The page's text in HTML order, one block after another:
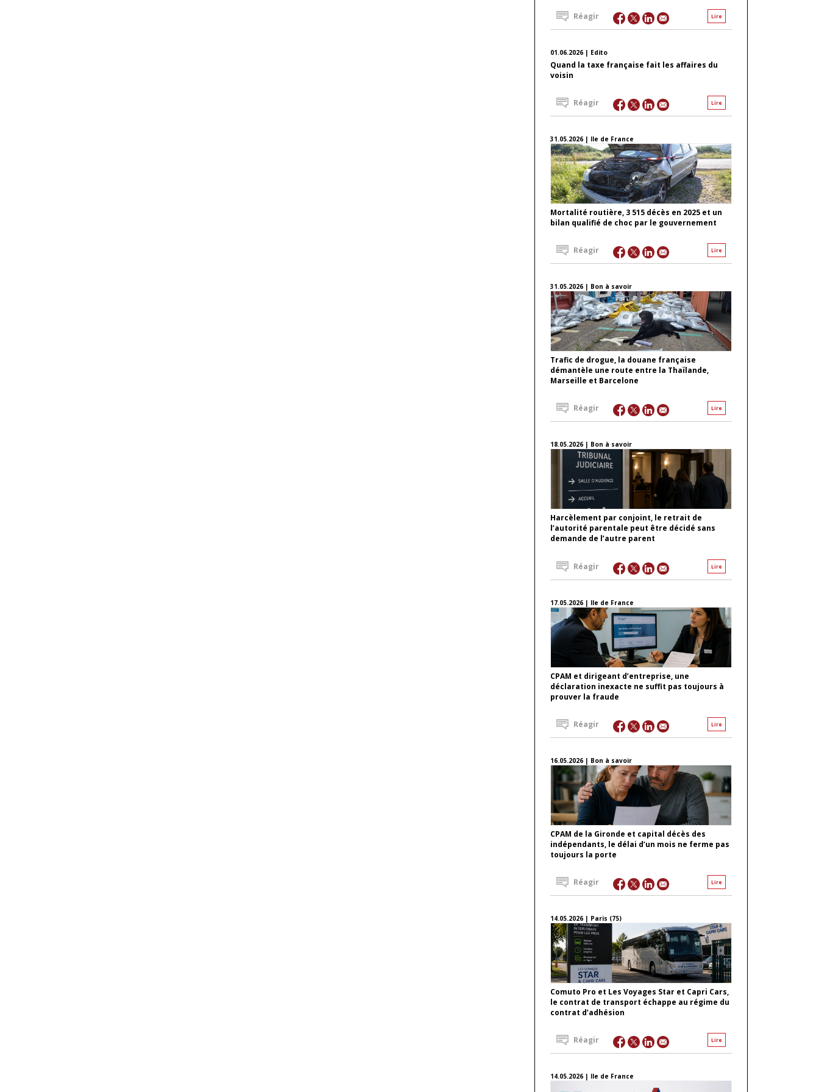
Lire
Réagir
01.06.2026 | Edito
Quand la taxe française fait les affaires du
voisin
Lire
Réagir
31.05.2026 | Ile de France
Mortalité routière, 3 515 décès en 2025 et un
bilan qualifié de choc par le gouvernement
Lire
Réagir
31.05.2026 | Bon à savoir
Trafic de drogue, la douane française
démantèle une route entre la Thaïlande,
Marseille et Barcelone
Lire
Réagir
18.05.2026 | Bon à savoir
Harcèlement par conjoint, le retrait de
l’autorité parentale peut être décidé sans
demande de l’autre parent
Lire
Réagir
17.05.2026 | Ile de France
CPAM et dirigeant d’entreprise, une
déclaration inexacte ne suffit pas toujours à
prouver la fraude
Lire
Réagir
16.05.2026 | Bon à savoir
CPAM de la Gironde et capital décès des
indépendants, le délai d’un mois ne ferme pas
toujours la porte
Lire
Réagir
14.05.2026 | Paris (75)
Comuto Pro et Les Voyages Star et Capri Cars,
le contrat de transport échappe au régime du
contrat d’adhésion
Lire
Réagir
14.05.2026 | Ile de France